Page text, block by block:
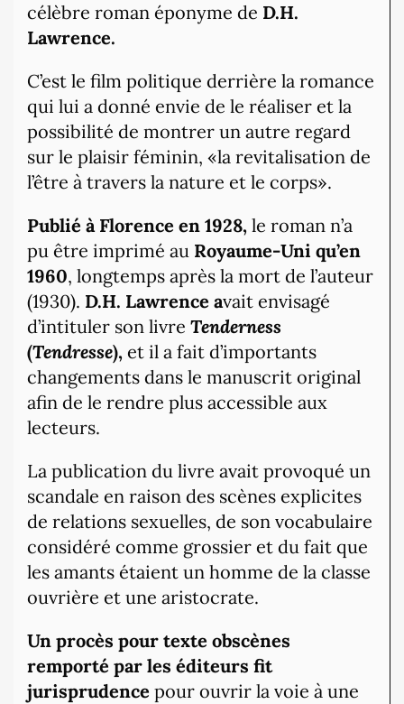
célèbre roman éponyme de D.H.
Lawrence.
C’est le film politique derrière la romance
qui lui a donné envie de le réaliser et la
possibilité de montrer un autre regard
sur le plaisir féminin, «la revitalisation de
l’être à travers la nature et le corps».
Publié à Florence en 1928, le roman n’a
pu être imprimé au Royaume-Uni qu’en
1960, longtemps après la mort de l’auteur
(1930). D.H. Lawrence avait envisagé
d’intituler son livre Tenderness
(Tendresse), et il a fait d’importants
changements dans le manuscrit original
afin de le rendre plus accessible aux
lecteurs.
La publication du livre avait provoqué un
scandale en raison des scènes explicites
de relations sexuelles, de son vocabulaire
considéré comme grossier et du fait que
les amants étaient un homme de la classe
ouvrière et une aristocrate.
Un procès pour texte obscènes
remporté par les éditeurs fit
jurisprudence pour ouvrir la voie à une